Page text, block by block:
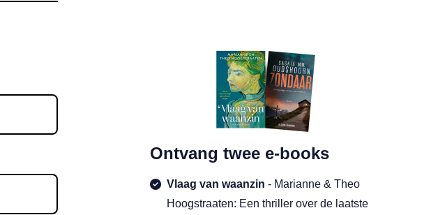
Ontvang twee e-books
Vlaag van waanzin - Marianne & Theo
Hoogstraaten: Een thriller over de laatste